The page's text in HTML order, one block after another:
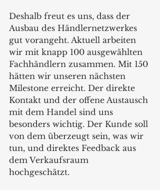
Deshalb freut es uns, dass der
Ausbau des Händlernetzwerkes
gut vorangeht. Aktuell arbeiten
wir mit knapp 100 ausgewählten
Fachhändlern zusammen. Mit 150
hätten wir unseren nächsten
Milestone erreicht. Der direkte
Kontakt und der offene Austausch
mit dem Handel sind uns
besonders wichtig. Der Kunde soll
von dem überzeugt sein, was wir
tun, und direktes Feedback aus
dem Verkaufsraum
hochgeschätzt.